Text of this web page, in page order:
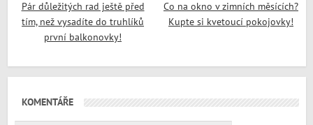
Pár důležitých rad ještě před
tím, než vysadíte do truhlíků
první balkonovky!
Co na okno v zimních měsících?
Kupte si kvetoucí pokojovky!
KOMENTÁŘE